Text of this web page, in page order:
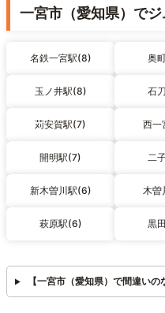
一宮市（愛知県）で
名鉄一宮駅(8) 奥
玉ノ井駅(8) 石
苅安賀駅(7) 西一
開明駅(7) 二
新木曽川駅(6) 木曽
萩原駅(6) 黒
【一宮市（愛知県）で間違いの